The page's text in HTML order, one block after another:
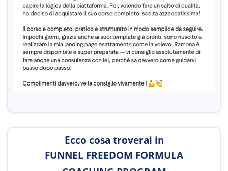
Ecco cosa troverai in
FUNNEL FREEDOM FORMULA